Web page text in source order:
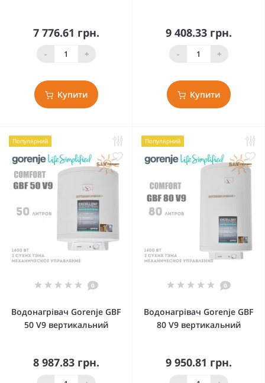
7 776.61 грн.
- +
Купити
9 408.33 грн.
- +
Купити
Популярний
0
Водонагрівач Gorenje GBF
50 V9 вертикальний
8 987.83 грн.
Популярний
0
Водонагрівач Gorenje GBF
80 V9 вертикальний
9 950.81 грн.